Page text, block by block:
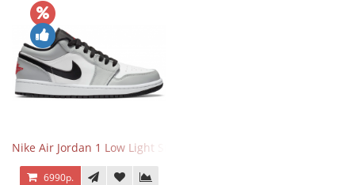
Nike Air Jordan 1 Low Light Smoke Grey
6990р.